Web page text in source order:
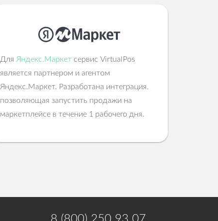
Для Яндекс.Маркет cервис VirtualPos
является партнером и агентом
Яндекс.Маркет. Разработана интеграция.
позволяющая запустить продажи на
маркетплейсе в течение 1 рабочего дня.